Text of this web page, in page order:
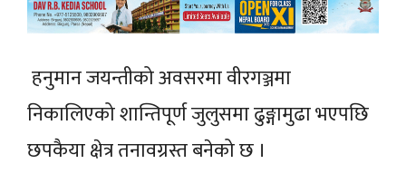
हनुमान जयन्तीको अवसरमा वीरगञ्जमा
निकालिएको शान्तिपूर्ण जुलुसमाढुङ्गामुढाभएपछि
छपकैया क्षेत्र तनावग्रस्त बनेको छ ।